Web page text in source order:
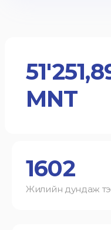
MNT
1602
Жилийн дундаж